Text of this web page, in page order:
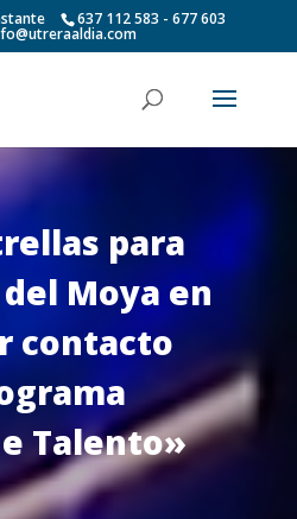
637 112 583 - 677 603
para
Moya en
contacto
Talento»